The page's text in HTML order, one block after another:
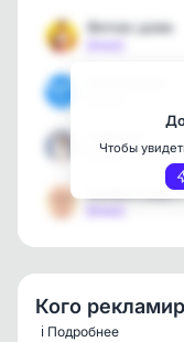
Фитнес дома
[max]
Мамина
Чтобы
Кого
ℹ️ Подробнее